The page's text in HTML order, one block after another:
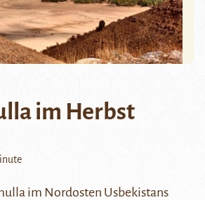
im Herbst
im Nordosten Usbekistans